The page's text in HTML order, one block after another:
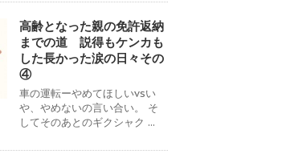
高齢となった親の免許返納
までの道 説得もケンカも
した長かった涙の日々その
④
車の運転ーやめてほしいvsい
や、やめないの言い合い。 そ
してそのあとのギクシャク ...